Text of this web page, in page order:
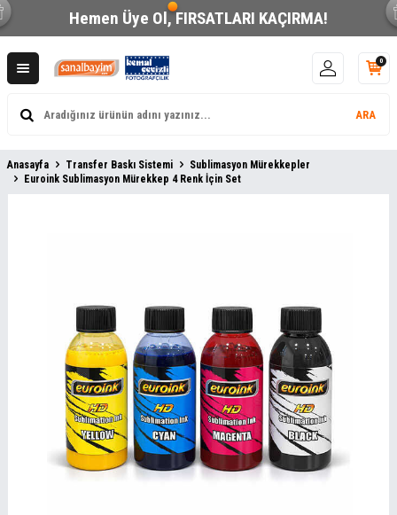
Hemen Üye Ol,FIRSATLARI KAÇIRMA!
ARA
0
Anasayfa Transfer Baskı Sistemi
Sublimasyon Mürekkepler
Euroink Sublimasyon Mürekkep 4 Renk İçin Set